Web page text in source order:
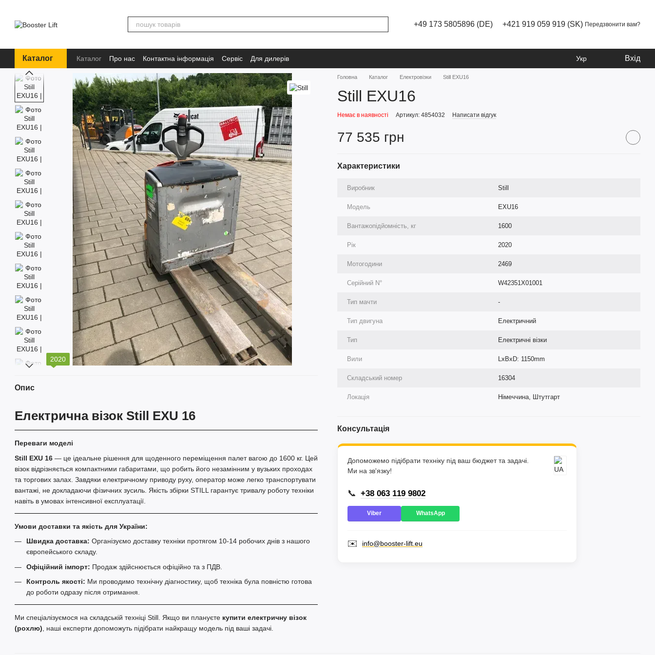
+49 173 5805896 (DE) +421 919 059 919 (SK) Передзвонити вам?
Каталог Каталог Про нас Контактна інформація Сервіс
Для дилерів
Бренди
Інформація
Укр Вхід
2020
Опис
Електрична візок Still EXU 16
Переваги моделі
Still EXU 16 — це ідеальне рішення для щоденного переміщення палет вагою до 1600 кг. Цей
візок відрізняється компактними габаритами, що робить його незамінним у вузьких проходах
та торгових залах. Завдяки електричному приводу руху, оператор може легко транспортувати
вантажі, не докладаючи фізичних зусиль. Якість збірки STILL гарантує тривалу роботу техніки
навіть в умовах інтенсивної експлуатації.
Умови доставки та якість для України:
Швидка доставка: Організуємо доставку техніки протягом 10-14 робочих днів з нашого
європейського складу.
Офіційний імпорт: Продаж здійснюється офіційно та з ПДВ.
Контроль якості: Ми проводимо технічну діагностику, щоб техніка була повністю готова
до роботи одразу після отримання.
Ми спеціалізуємося на складській техніці Still. Якщо ви плануєте купити електричну візок
(рохлю) , наші експерти допоможуть підібрати найкращу модель під ваші задачі.
Головна Каталог Електровізки Still EXU16
Still EXU16
Немає в наявності Артикул: 4854032 Написати відгук
77 535 грн
Характеристики
Виробник Still
Модель EXU16
Вантажопідйомність, кг 1600
Рік 2020
Мотогодини 2469
Серійний N° W42351X01001
Тип мачти -
Тип двигуна Електричний
Тип Електричні візки
Вили LxBxD: 1150mm
Складський номер 16304
Локація Німеччина, Штутгарт
Консультація
Допоможемо підібрати техніку під ваш бюджет та задачі.
Ми на зв'язку!
📞 +38 063 119 9802
Viber WhatsApp
✉️ info@booster-lift.eu